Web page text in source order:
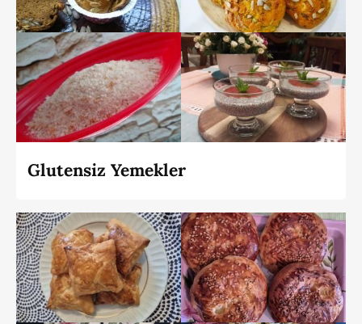
Glutensiz Yemekler